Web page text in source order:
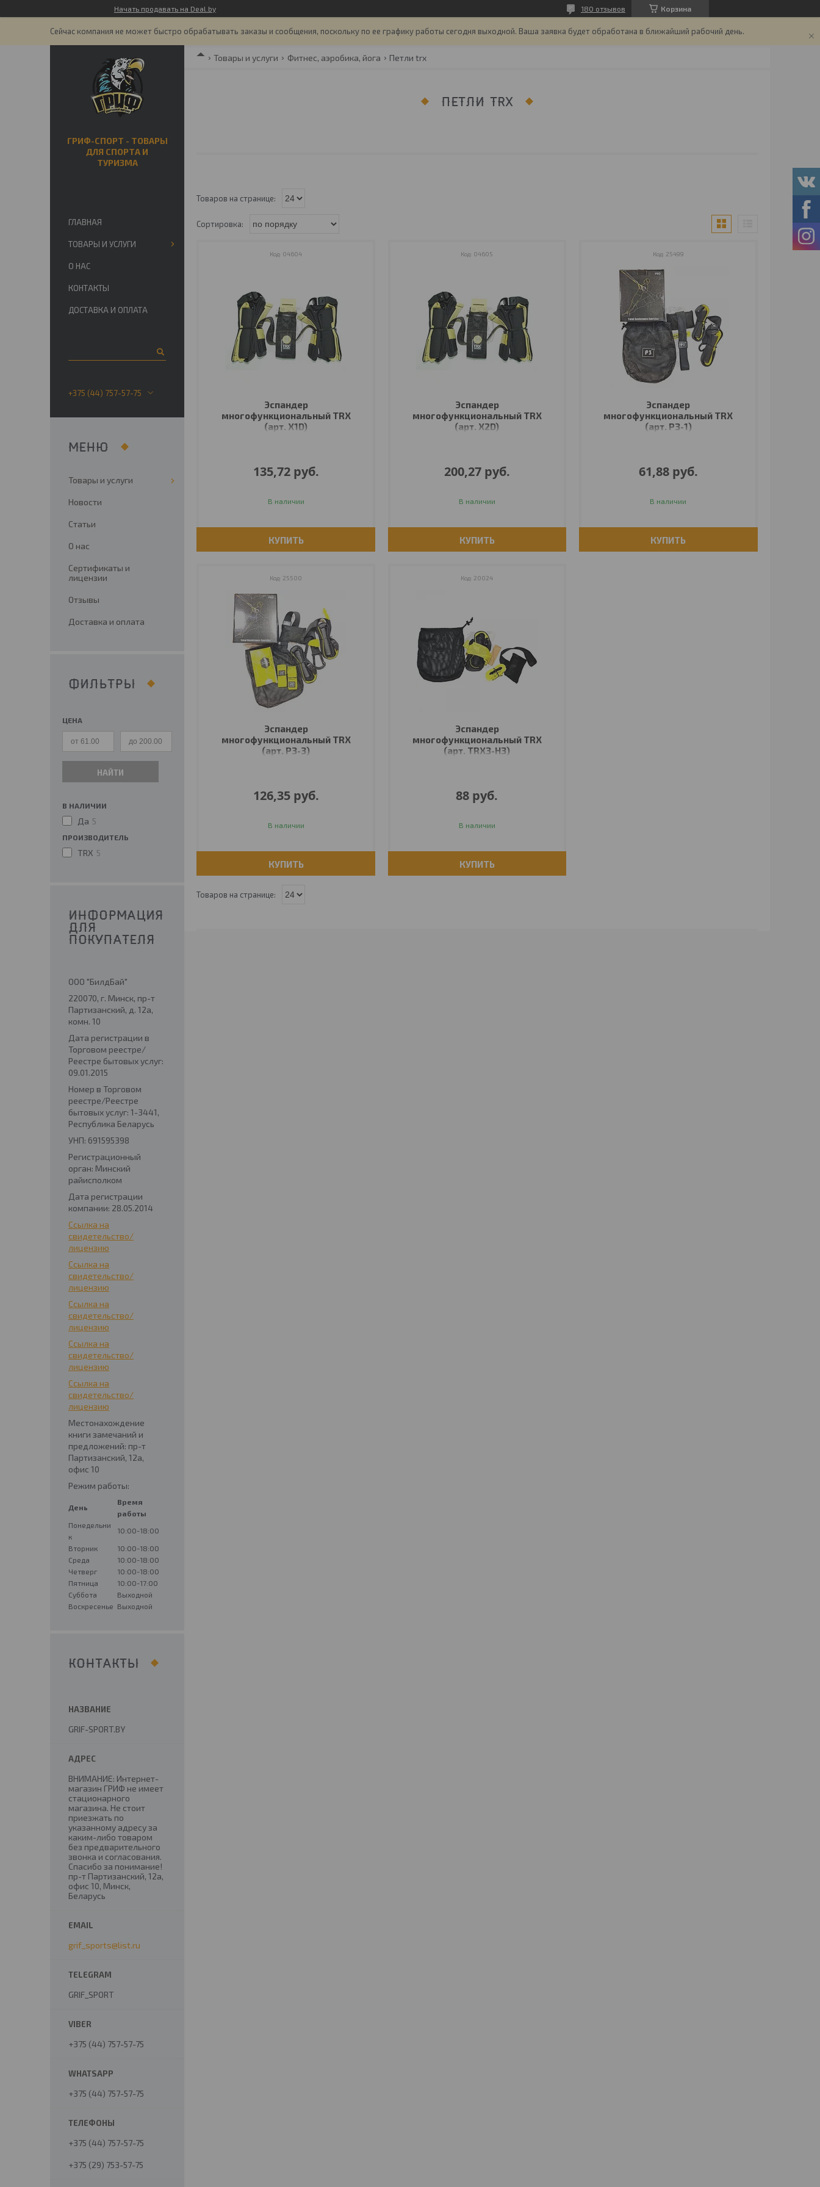
Начать продавать на Deal.by Корзина
180 отзывов
Сейчас компания не может быстро обрабатывать заказы и сообщения, поскольку по ее графику работы сегодня выходной. Ваша заявка будет обработана в ближайший рабочий день.
Товары и услуги Фитнес, аэробика, йога Петли trx
ПЕТЛИ TRX
04604
Эспандер
многофункциональный TRX
(арт. X1D)
135,72 руб.
В наличии
КУПИТЬ
04605
Эспандер
многофункциональный TRX
(арт. X2D)
200,27 руб.
В наличии
КУПИТЬ
25499
Эспандер
многофункциональный TRX
(арт. P3-1)
61,88 руб.
В наличии
КУПИТЬ
25500
Эспандер
многофункциональный TRX
(арт. P3-3)
126,35 руб.
В наличии
КУПИТЬ
20024
Эспандер
многофункциональный TRX
(арт. TRX3-H3)
88 руб.
В наличии
КУПИТЬ
ГРИФ-СПОРТ - ТОВАРЫ
ДЛЯ СПОРТА И
ТУРИЗМА
ГЛАВНАЯ
ТОВАРЫ И УСЛУГИ
О НАС
КОНТАКТЫ
ДОСТАВКА И ОПЛАТА
+375 (44) 757-57-75
Товары и услуги
Новости
Статьи
О нас
Сертификаты и
лицензии
Отзывы
Доставка и оплата
ФИЛЬТРЫ
ЦЕНА
НАЙТИ
В НАЛИЧИИ
Да 5
ПРОИЗВОДИТЕЛЬ
TRX 5
ИНФОРМАЦИЯ
ДЛЯ
ПОКУПАТЕЛЯ
ООО "БилдБай"
220070, г. Минск, пр-т
Партизанский, д. 12а,
комн. 10
Дата регистрации в
Торговом реестре/
Реестре бытовых услуг:
09.01.2015
Номер в Торговом
реестре/Реестре
бытовых услуг: 1-3441,
Республика Беларусь
УНП: 691595398
Регистрационный
орган: Минский
райисполком
Дата регистрации
компании: 28.05.2014
Ссылка на
свидетельство/
лицензию
Ссылка на
свидетельство/
лицензию
Ссылка на
свидетельство/
лицензию
Ссылка на
свидетельство/
лицензию
Ссылка на
свидетельство/
лицензию
Местонахождение
книги замечаний и
предложений: пр-т
Партизанский, 12а,
офис 10
Режим работы:
День
Время
работы
Понедельни
к
10:00-18:00
Вторник
10:00-18:00
Среда
10:00-18:00
Четверг
10:00-18:00
Пятница
10:00-17:00
Суббота
Выходной
Воскресенье Выходной
КОНТАКТЫ
GRIF-SPORT.BY
ВНИМАНИЕ: Интернет-
магазин ГРИФ не имеет
стационарного
магазина. Не стоит
приезжать по
указанному адресу за
каким-либо товаром
без предварительного
звонка и согласования.
Спасибо за понимание!
пр-т Партизанский, 12а,
офис 10, Минск,
Беларусь
grif_sports@list.ru
GRIF_SPORT
+375 (44) 757-57-75
+375 (44) 757-57-75
+375 (44) 757-57-75
+375 (29) 753-57-75